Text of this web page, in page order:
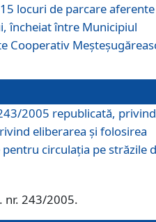
locuri de parcare aferente
încheiat între Municipiul
Cooperativ
2005 republicată, privind
eliberarea şi folosirea
circulația pe străzile
nr. 243/2005.